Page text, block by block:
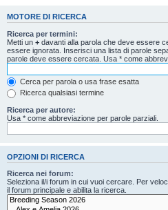
MOTORE DI RICERCA
Ricerca per termini:
Metti un + davanti alla parola che deve essere
essere ignorata. Inserisci una lista di parole
parole deve essere cercata. Usa * come
Cerca per parola o usa frase esatta
Ricerca qualsiasi termine
Ricerca per autore:
Usa * come abbreviazione per parole parziali.
OPZIONI DI RICERCA
Ricerca nei forum:
Seleziona il/i forum in cui vuoi cercare. Per
il forum principale e abilita la ricerca.